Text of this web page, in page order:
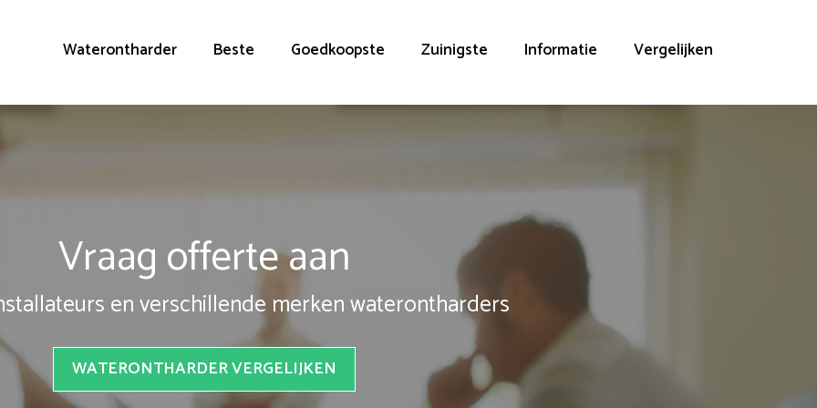
Waterontharder Beste Goedkoopste Zuinigste Informatie Vergelijken
Vraag offerte aan
en verschillende merken waterontharders
WATERONTHARDER VERGELIJKEN